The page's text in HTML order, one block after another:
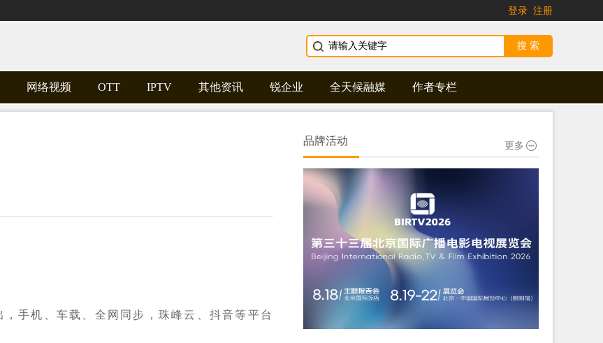
登录 注册
网络视频 OTT IPTV 其他资讯 锐企业 全天候融媒 作者专栏
手机、车载、全网同步，珠峰云、抖音等平台
品牌活动 更多